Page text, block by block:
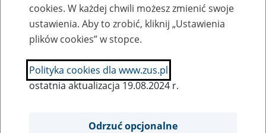
SZUKAJ
cookies. W każdej chwili możesz zmienić swoje
ustawienia. Aby to zrobić, kliknij „Ustawienia
plików cookies” w stopce.
Polityka cookies dla www.zus.pl
ostatnia aktualizacja 19.08.2024 r.
Odrzuć opcjonalne